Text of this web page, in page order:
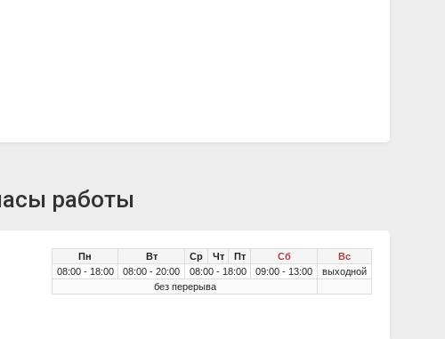
работы
Пн Вт Ср Чт Пт Сб
Вс
08:00 - 18:00
08:00 - 20:00 08:00 - 18:00 09:00 - 13:00
выходной
без перерыва